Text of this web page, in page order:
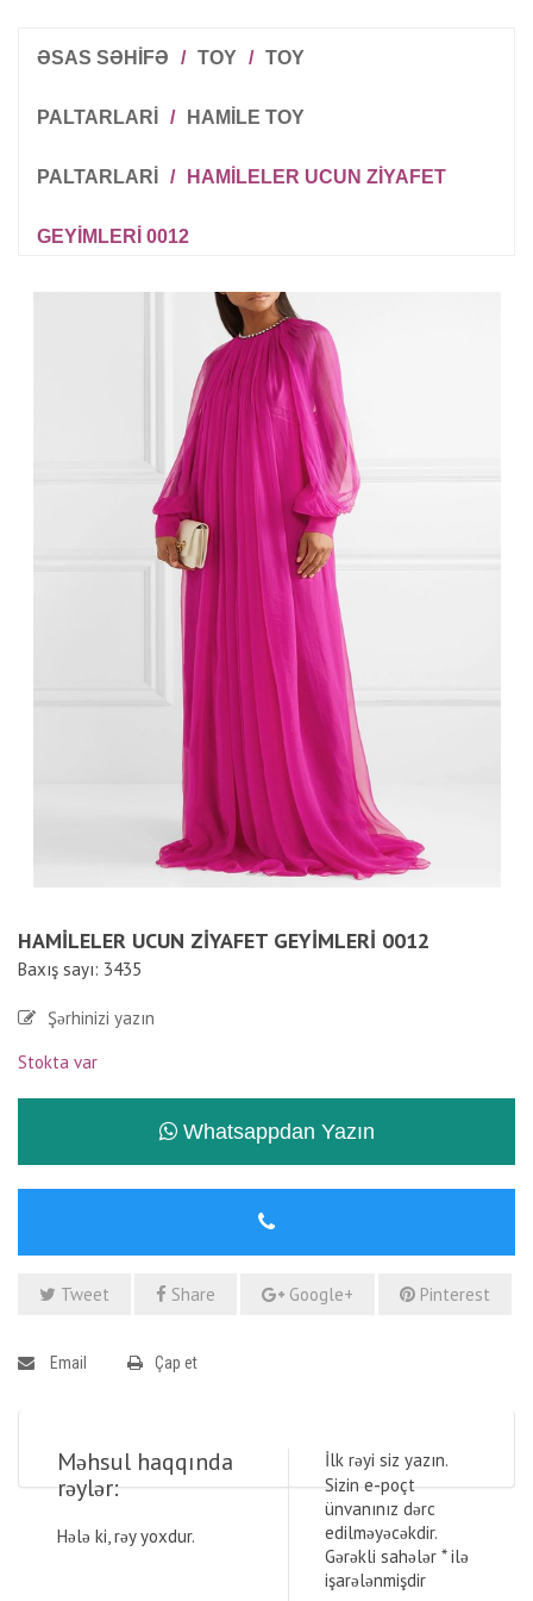
ƏSAS SƏHİFƏ / TOY / TOY
PALTARLARI / HAMILE TOY
PALTARLARI / HAMILELER UCUN ZIYAFET
GEYIMLERI 0012
HAMILELER UCUN ZIYAFET GEYIMLERI 0012
Baxış sayı: 3435
Şərhinizi yazın
Stokta var
Whatsappdan Yazın
Tweet Share Google+ Pinterest
Email Çap et
Məhsul haqqında
rəylər:
Hələ ki, rəy yoxdur.
İlk rəyi siz yazın.
Sizin e-poçt
ünvanınız dərc
edilməyəcəkdir.
Gərəkli sahələr *ilə
işarələnmişdir